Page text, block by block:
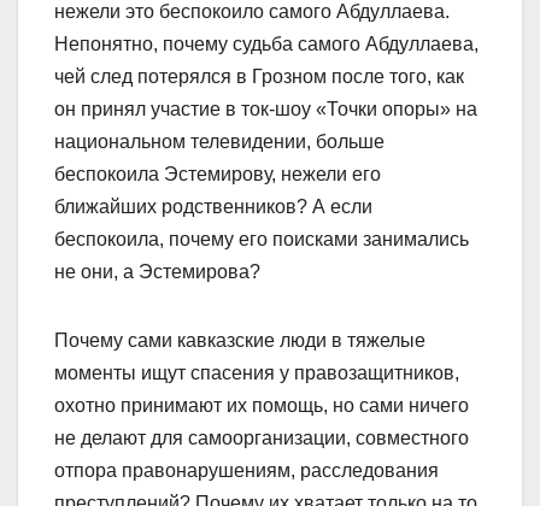
нежели это беспокоило самого Абдуллаева.
Непонятно, почему судьба самого Абдуллаева,
чей след потерялся в Грозном после того, как
он принял участие в ток-шоу «Точки опоры» на
национальном телевидении, больше
беспокоила Эстемирову, нежели его
ближайших родственников? А если
беспокоила, почему его поисками занимались
не они, а Эстемирова?
Почему сами кавказские люди в тяжелые
моменты ищут спасения у правозащитников,
охотно принимают их помощь, но сами ничего
не делают для самоорганизации, совместного
отпора правонарушениям, расследования